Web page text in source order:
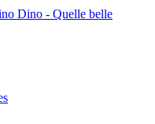
Dino - Quelle belle